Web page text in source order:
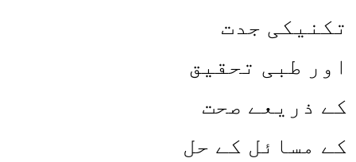
تکنیکی جدت
اور طبی تحقیق
کے ذریعے صحت
کے مسائل کے حل